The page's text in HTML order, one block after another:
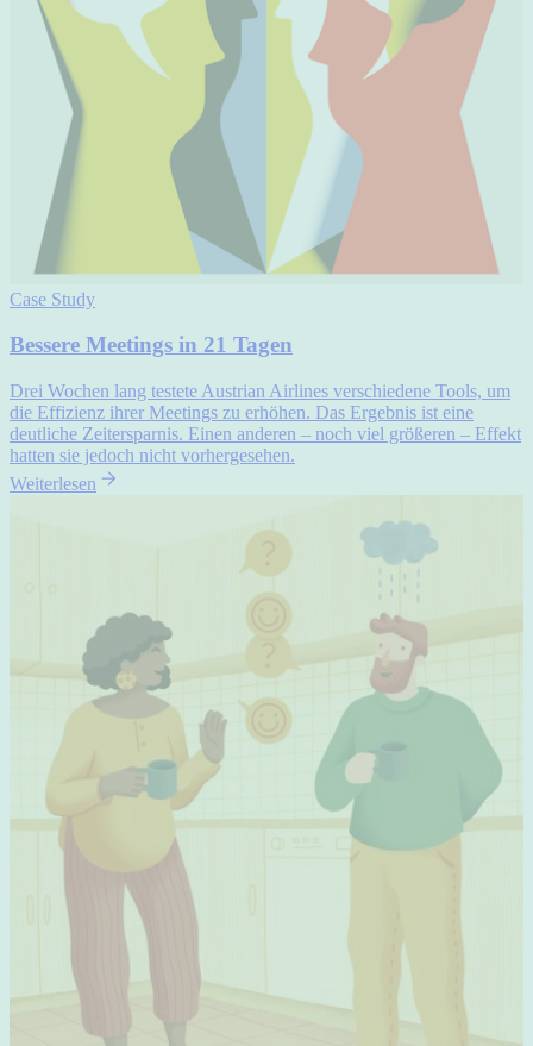
Case Study
Bessere Meetings in 21 Tagen
Drei Wochen lang testete Austrian Airlines verschiedene Tools, um
die Effizienz ihrer Meetings zu erhöhen. Das Ergebnis ist eine
deutliche Zeitersparnis. Einen anderen – noch viel größeren – Effekt
hatten sie jedoch nicht vorhergesehen.
Weiterlesen